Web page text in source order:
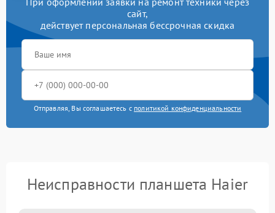
сайт,
действует персональная бессрочная скидка
Отправляя, Вы соглашаетесь с политикой конфиденциальности
Неисправности планшета Haier